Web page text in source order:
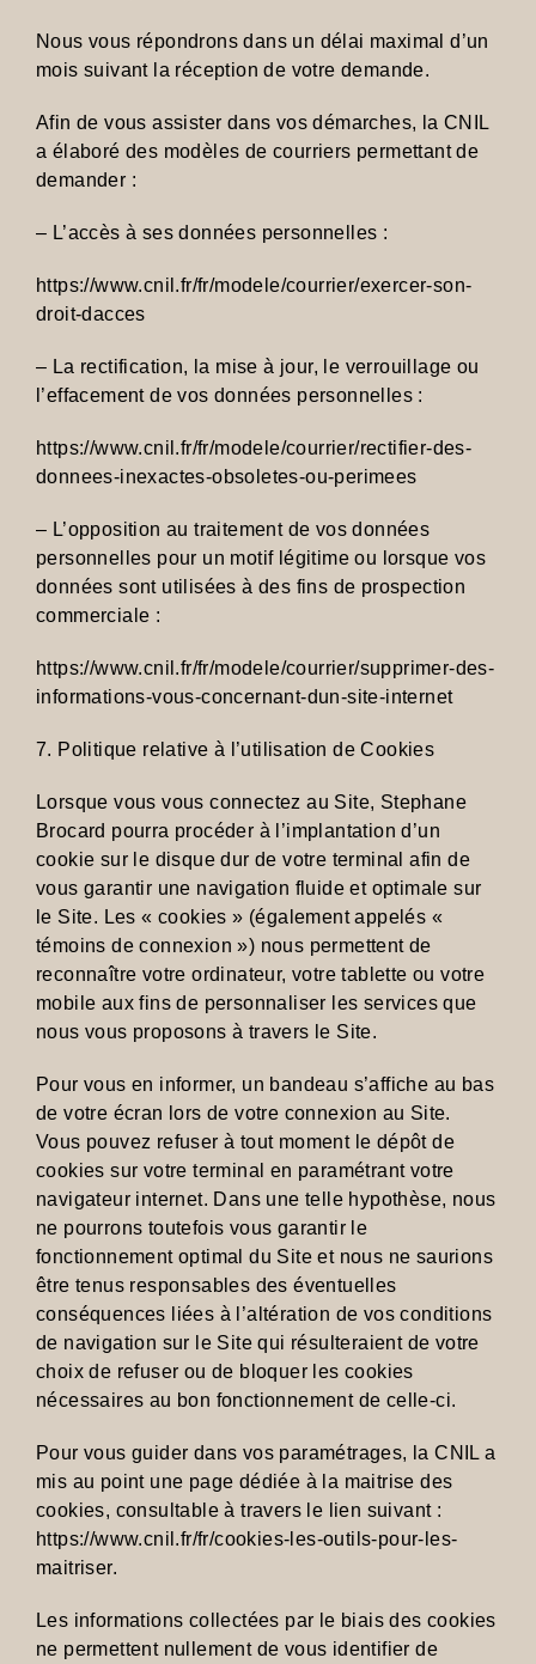
Nous vous répondrons dans un délai maximal d’un
mois suivant la réception de votre demande.
Afin de vous assister dans vos démarches, la CNIL
a élaboré des modèles de courriers permettant de
demander :
– L’accès à ses données personnelles :
https://www.cnil.fr/fr/modele/courrier/exercer-son-
droit-dacces
– La rectification, la mise à jour, le verrouillage ou
l’effacement de vos données personnelles :
https://www.cnil.fr/fr/modele/courrier/rectifier-des-
donnees-inexactes-obsoletes-ou-perimees
– L’opposition au traitement de vos données
personnelles pour un motif légitime ou lorsque vos
données sont utilisées à des fins de prospection
commerciale :
https://www.cnil.fr/fr/modele/courrier/supprimer-des-
informations-vous-concernant-dun-site-internet
7. Politique relative à l’utilisation de Cookies
Lorsque vous vous connectez au Site, Stephane
Brocard pourra procéder à l’implantation d’un
cookie sur le disque dur de votre terminal afin de
vous garantir une navigation fluide et optimale sur
le Site. Les « cookies » (également appelés «
témoins de connexion ») nous permettent de
reconnaître votre ordinateur, votre tablette ou votre
mobile aux fins de personnaliser les services que
nous vous proposons à travers le Site.
Pour vous en informer, un bandeau s’affiche au bas
de votre écran lors de votre connexion au Site.
Vous pouvez refuser à tout moment le dépôt de
cookies sur votre terminal en paramétrant votre
navigateur internet. Dans une telle hypothèse, nous
ne pourrons toutefois vous garantir le
fonctionnement optimal du Site et nous ne saurions
être tenus responsables des éventuelles
conséquences liées à l’altération de vos conditions
de navigation sur le Site qui résulteraient de votre
choix de refuser ou de bloquer les cookies
nécessaires au bon fonctionnement de celle-ci.
Pour vous guider dans vos paramétrages, la CNIL a
mis au point une page dédiée à la maitrise des
cookies, consultable à travers le lien suivant :
https://www.cnil.fr/fr/cookies-les-outils-pour-les-
maitriser.
Les informations collectées par le biais des cookies
ne permettent nullement de vous identifier de